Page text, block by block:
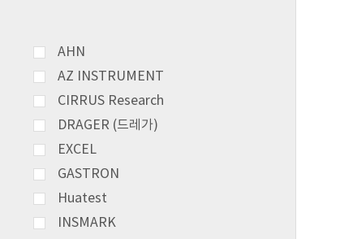
AHN
AZ INSTRUMENT
CIRRUS Research
DRAGER (드레가)
EXCEL
GASTRON
Huatest
INSMARK